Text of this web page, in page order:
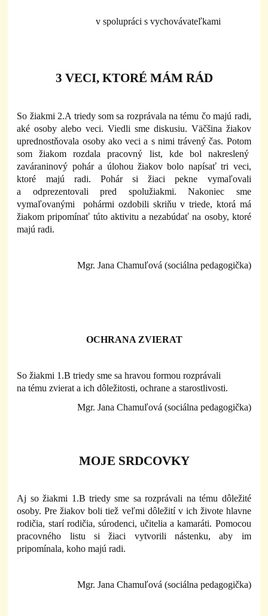
v spolupráci s vychovávateľkami
3 VECI, KTORÉ MÁM RÁD
So žiakmi 2.A triedy som sa rozprávala na tému čo majú radi,
aké osoby alebo veci. Viedli sme diskusiu. Väčšina žiakov
uprednostňovala osoby ako veci a s nimi trávený čas. Potom
som žiakom rozdala pracovný list, kde bol nakreslený
zaváraninový pohár a úlohou žiakov bolo napísať tri veci,
ktoré majú radi. Pohár si žiaci pekne vymaľovali
a odprezentovali pred spolužiakmi. Nakoniec sme
vymaľovanými pohármi ozdobili skriňu v triede, ktorá má
žiakom pripomínať túto aktivitu a nezabúdať na osoby, ktoré
majú radi.
Mgr. Jana Chamuľová (sociálna pedagogička)
OCHRANA ZVIERAT
So žiakmi 1.B triedy sme sa hravou formou rozprávali
na tému zvierat a ich dôležitosti, ochrane a starostlivosti.
Mgr. Jana Chamuľová (sociálna pedagogička)
MOJE SRDCOVKY
Aj so žiakmi 1.B triedy sme sa rozprávali na tému dôležité
osoby. Pre žiakov boli tiež veľmi dôležití v ich živote hlavne
rodičia, starí rodičia, súrodenci, učitelia a kamaráti. Pomocou
pracovného listu si žiaci vytvorili nástenku, aby im
pripomínala, koho majú radi.
Mgr. Jana Chamuľová (sociálna pedagogička)